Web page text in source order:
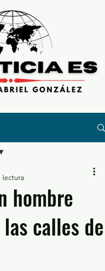
hombre
calles de
lectura